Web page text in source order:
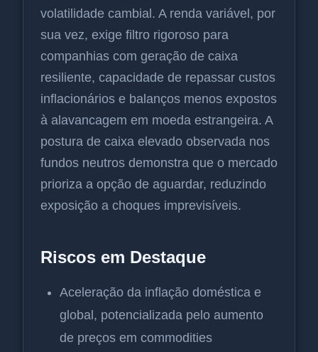
volatilidade cambial. A renda variável, por
sua vez, exige filtro rigoroso para
companhias com geração de caixa
resiliente, capacidade de repassar custos
inflacionários e balanços menos expostos
à alavancagem em moeda estrangeira. A
postura de caixa elevado observada nos
fundos neutros demonstra que o mercado
prioriza a opção de aguardar, reduzindo
exposição a choques imprevisíveis.
Riscos em Destaque
Aceleração da inflação doméstica e
global, potencializada pelo aumento
de preços em commodities